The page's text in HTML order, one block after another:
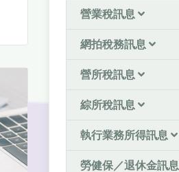
營業稅訊息
網拍稅務訊息
營所稅訊息
綜所稅訊息
執行業務所得訊息
勞健保／退休金訊息